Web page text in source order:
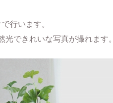
行います。
できれいな写真が撮れます。